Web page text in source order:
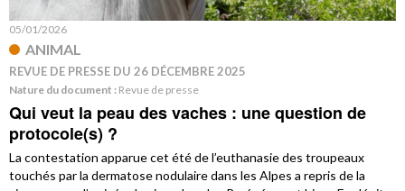
05/01/2026
ANIMAL
REVUE DE PRESSE DU 26 DÉCEMBRE 2025
Nature du document : Revue de presse
Qui veut la peau des vaches : une question de
protocole(s) ?
La contestation apparue cet été de l’euthanasie des troupeaux
touchés par la dermatose nodulaire dans les Alpes a repris de la